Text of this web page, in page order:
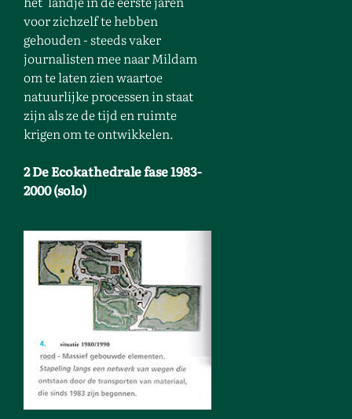
voor zichzelf te hebben
gehouden - steeds vaker
journalisten mee naar Mildam
om te laten zien waartoe
natuurlijke processen in staat
zijn als ze de tijd en ruimte
krigen om te ontwikkelen.
2 De Ecokathedrale fase 1983-
2000 (solo)